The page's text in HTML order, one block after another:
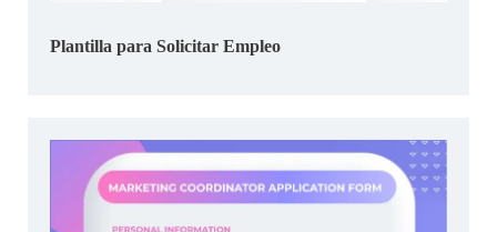
Plantilla para Solicitar Empleo